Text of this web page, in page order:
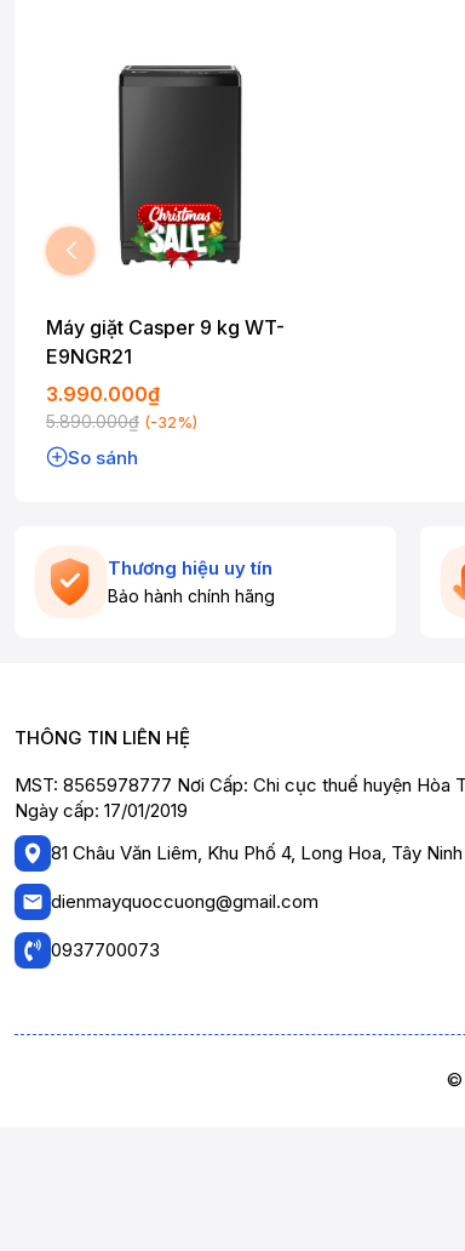
Máy giặt Casper 9 kg WT-
E9NGR21
3.990.000₫
5.890.000₫ (-32%)
So sánh
Thương hiệu uy tín
Bảo hành chính hãng
THÔNG TIN LIÊN HỆ
MST: 8565978777 Nơi Cấp: Chi cục thuế huyện Hòa
Ngày cấp: 17/01/2019
81 Châu Văn Liêm, Khu Phố 4, Long Hoa, Tây Ninh
dienmayquoccuong@gmail.com
0937700073
©